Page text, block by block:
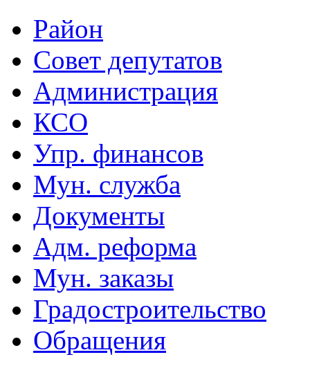
Район
Совет депутатов
Администрация
КСО
Упр. финансов
Мун. служба
Документы
Адм. реформа
Мун. заказы
Градостроительство
Обращения